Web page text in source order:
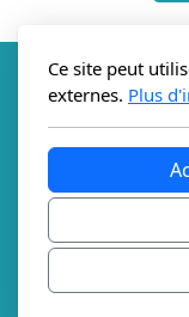
Ce site peut
externes. Plus